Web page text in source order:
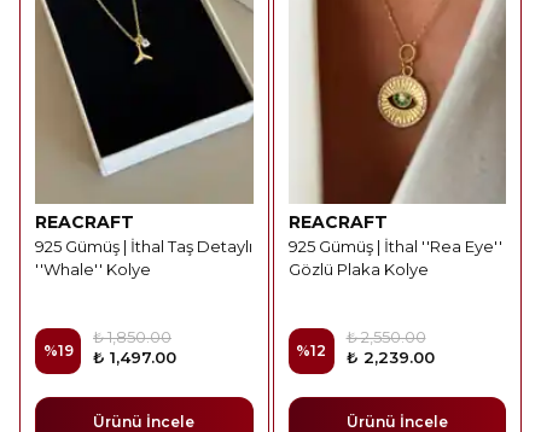
REACRAFT
925 Gümüş | İthal Taş Detaylı
''Whale'' Kolye
%19
₺ 1,850.00
₺ 1,497.00
Ürünü İncele
REACRAFT
925 Gümüş | İthal ''Rea Eye''
Gözlü Plaka Kolye
%12
₺ 2,550.00
₺ 2,239.00
Ürünü İncele